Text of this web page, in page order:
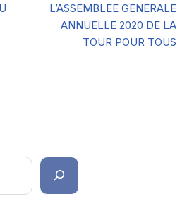
L’ASSEMBLEE GENERALE
ANNUELLE 2020 DE LA
TOUR POUR TOUS